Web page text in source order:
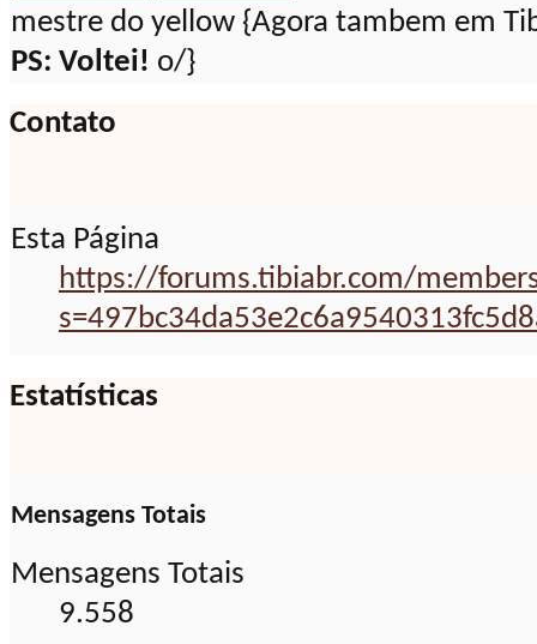
mestre do yellow {Agora tambem em
PS: Voltei! o/}
Contato
Esta Página
https://forums.tibiabr.com/
Estatísticas
Mensagens Totais
Mensagens Totais
9.558